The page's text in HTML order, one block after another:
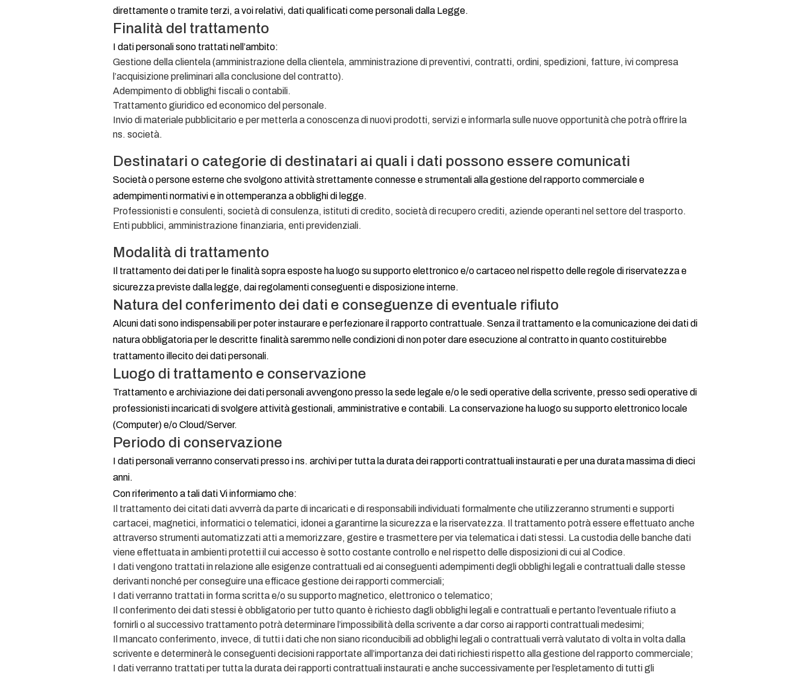
direttamente o tramite terzi, a voi relativi, dati qualificati come personali dalla Legge.
Finalità del trattamento
I dati personali sono trattati nell’ambito:
Gestione della clientela (amministrazione della clientela, amministrazione di preventivi, contratti, ordini, spedizioni, fatture, ivi compresa
l’acquisizione preliminari alla conclusione del contratto).
Adempimento di obblighi fiscali o contabili.
Trattamento giuridico ed economico del personale.
Invio di materiale pubblicitario e per metterla a conoscenza di nuovi prodotti, servizi e informarla sulle nuove opportunità che potrà offrire la
ns. società.
Destinatari o categorie di destinatari ai quali i dati possono essere comunicati
Società o persone esterne che svolgono attività strettamente connesse e strumentali alla gestione del rapporto commerciale e
adempimenti normativi e in ottemperanza a obblighi di legge.
Professionisti e consulenti, società di consulenza, istituti di credito, società di recupero crediti, aziende operanti nel settore del trasporto.
Enti pubblici, amministrazione finanziaria, enti previdenziali.
Modalità di trattamento
Il trattamento dei dati per le finalità sopra esposte ha luogo su supporto elettronico e/o cartaceo nel rispetto delle regole di riservatezza e
sicurezza previste dalla legge, dai regolamenti conseguenti e disposizione interne.
Natura del conferimento dei dati e conseguenze di eventuale rifiuto
Alcuni dati sono indispensabili per poter instaurare e perfezionare il rapporto contrattuale. Senza il trattamento e la comunicazione dei dati di
natura obbligatoria per le descritte finalità saremmo nelle condizioni di non poter dare esecuzione al contratto in quanto costituirebbe
trattamento illecito dei dati personali.
Luogo di trattamento e conservazione
Trattamento e archiviazione dei dati personali avvengono presso la sede legale e/o le sedi operative della scrivente, presso sedi operative di
professionisti incaricati di svolgere attività gestionali, amministrative e contabili. La conservazione ha luogo su supporto elettronico locale
(Computer) e/o Cloud/Server.
Periodo di conservazione
I dati personali verranno conservati presso i ns. archivi per tutta la durata dei rapporti contrattuali instaurati e per una durata massima di dieci
anni.
Con riferimento a tali dati Vi informiamo che:
Il trattamento dei citati dati avverrà da parte di incaricati e di responsabili individuati formalmente che utilizzeranno strumenti e supporti
cartacei, magnetici, informatici o telematici, idonei a garantirne la sicurezza e la riservatezza. Il trattamento potrà essere effettuato anche
attraverso strumenti automatizzati atti a memorizzare, gestire e trasmettere per via telematica i dati stessi. La custodia delle banche dati
viene effettuata in ambienti protetti il cui accesso è sotto costante controllo e nel rispetto delle disposizioni di cui al Codice.
I dati vengono trattati in relazione alle esigenze contrattuali ed ai conseguenti adempimenti degli obblighi legali e contrattuali dalle stesse
derivanti nonché per conseguire una efficace gestione dei rapporti commerciali;
I dati verranno trattati in forma scritta e/o su supporto magnetico, elettronico o telematico;
Il conferimento dei dati stessi è obbligatorio per tutto quanto è richiesto dagli obblighi legali e contrattuali e pertanto l’eventuale rifiuto a
fornirli o al successivo trattamento potrà determinare l’impossibilità della scrivente a dar corso ai rapporti contrattuali medesimi;
Il mancato conferimento, invece, di tutti i dati che non siano riconducibili ad obblighi legali o contrattuali verrà valutato di volta in volta dalla
scrivente e determinerà le conseguenti decisioni rapportate all’importanza dei dati richiesti rispetto alla gestione del rapporto commerciale;
I dati verranno trattati per tutta la durata dei rapporti contrattuali instaurati e anche successivamente per l’espletamento di tutti gli